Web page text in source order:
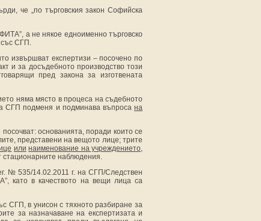
че „по търговския закон Софийска
а не някое едноименно търговско
със СГП.
извършват експертизи – посочено по
и за досъдебното производство този
пред закона за изготвената
няма място в процеса на съдебното
СГП подменя и подминава въпросана
основанията, поради които се
представени на вещото лице; трите
или наименование на учреждението,
стационарните наблюдения.
№ 535/14.02.2011 г. на СГП/Следствен
като в качеството на вещи лица са
СГП, в унисон с тяхното разбиране за
за назначаване на експертизата и